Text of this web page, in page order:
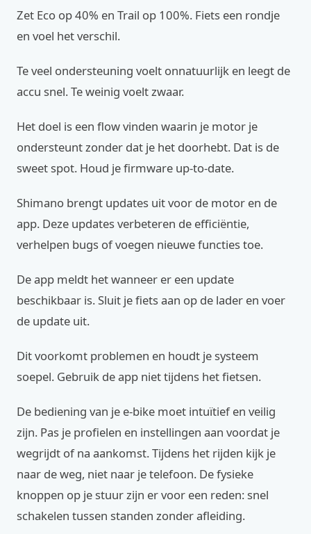
Zet Eco op 40% en Trail op 100%. Fiets een rondje
en voel het verschil.
Te veel ondersteuning voelt onnatuurlijk en leegt de
accu snel. Te weinig voelt zwaar.
Het doel is een flow vinden waarin je motor je
ondersteunt zonder dat je het doorhebt. Dat is de
sweet spot. Houd je firmware up-to-date.
Shimano brengt updates uit voor de motor en de
app. Deze updates verbeteren de efficiëntie,
verhelpen bugs of voegen nieuwe functies toe.
De app meldt het wanneer er een update
beschikbaar is. Sluit je fiets aan op de lader en voer
de update uit.
Dit voorkomt problemen en houdt je systeem
soepel. Gebruik de app niet tijdens het fietsen.
De bediening van je e-bike moet intuïtief en veilig
zijn. Pas je profielen en instellingen aan voordat je
wegrijdt of na aankomst. Tijdens het rijden kijk je
naar de weg, niet naar je telefoon. De fysieke
knoppen op je stuur zijn er voor een reden: snel
schakelen tussen standen zonder afleiding.